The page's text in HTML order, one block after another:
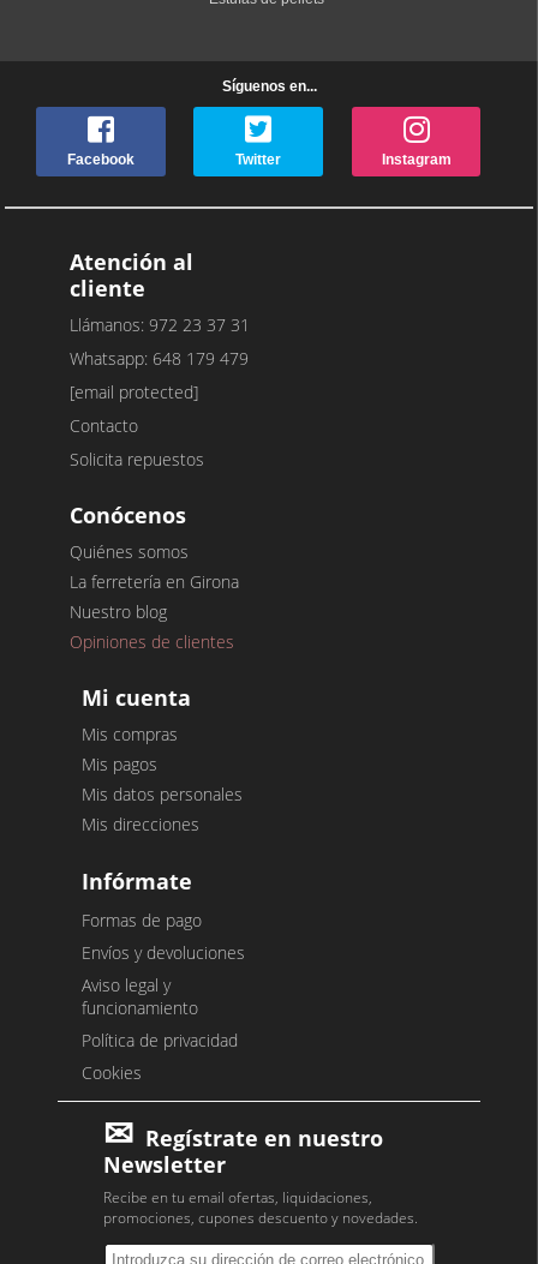
Síguenos en...
Facebook Twitter Instagram
Atención al
cliente
Llámanos: 972 23 37 31
Whatsapp: 648 179 479
[email protected]
Contacto
Solicita repuestos
Conócenos
Quiénes somos
La ferretería en Girona
Nuestro blog
Opiniones de clientes
Mi cuenta
Mis compras
Mis pagos
Mis datos personales
Mis direcciones
Infórmate
Formas de pago
Envíos y devoluciones
Aviso legal y
funcionamiento
Política de privacidad
Cookies
Regístrate en nuestro
Newsletter
Recibe en tu email ofertas, liquidaciones,
promociones, cupones descuento y novedades.